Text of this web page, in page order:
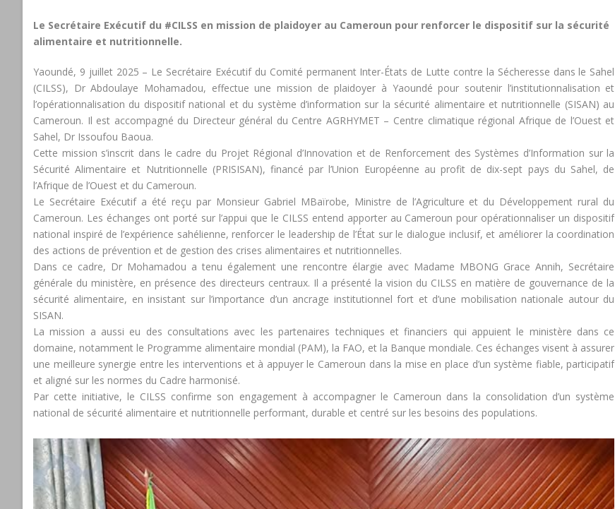
Le Secrétaire Exécutif du #CILSS en mission de plaidoyer au Cameroun pour renforcer le dispositif sur la sécurité
alimentaire et nutritionnelle.
Yaoundé, 9 juillet 2025 – Le Secrétaire Exécutif du Comité permanent Inter-États de Lutte contre la Sécheresse dans le Sahel
(CILSS), Dr Abdoulaye Mohamadou, effectue une mission de plaidoyer à Yaoundé pour soutenir l’institutionnalisation et
l’opérationnalisation du dispositif national et du système d’information sur la sécurité alimentaire et nutritionnelle (SISAN) au
Cameroun. Il est accompagné du Directeur général du Centre AGRHYMET – Centre climatique régional Afrique de l’Ouest et
Sahel, Dr Issoufou Baoua.
Cette mission s’inscrit dans le cadre du Projet Régional d’Innovation et de Renforcement des Systèmes d’Information sur la
Sécurité Alimentaire et Nutritionnelle (PRISISAN), financé par l’Union Européenne au profit de dix-sept pays du Sahel, de
l’Afrique de l’Ouest et du Cameroun.
Le Secrétaire Exécutif a été reçu par Monsieur Gabriel MBaïrobe, Ministre de l’Agriculture et du Développement rural du
Cameroun. Les échanges ont porté sur l’appui que le CILSS entend apporter au Cameroun pour opérationnaliser un dispositif
national inspiré de l’expérience sahélienne, renforcer le leadership de l’État sur le dialogue inclusif, et améliorer la coordination
des actions de prévention et de gestion des crises alimentaires et nutritionnelles.
Dans ce cadre, Dr Mohamadou a tenu également une rencontre élargie avec Madame MBONG Grace Annih, Secrétaire
générale du ministère, en présence des directeurs centraux. Il a présenté la vision du CILSS en matière de gouvernance de la
sécurité alimentaire, en insistant sur l’importance d’un ancrage institutionnel fort et d’une mobilisation nationale autour du
SISAN.
La mission a aussi eu des consultations avec les partenaires techniques et financiers qui appuient le ministère dans ce
domaine, notamment le Programme alimentaire mondial (PAM), la FAO, et la Banque mondiale. Ces échanges visent à assurer
une meilleure synergie entre les interventions et à appuyer le Cameroun dans la mise en place d’un système fiable, participatif
et aligné sur les normes du Cadre harmonisé.
Par cette initiative, le CILSS confirme son engagement à accompagner le Cameroun dans la consolidation d’un système
national de sécurité alimentaire et nutritionnelle performant, durable et centré sur les besoins des populations.